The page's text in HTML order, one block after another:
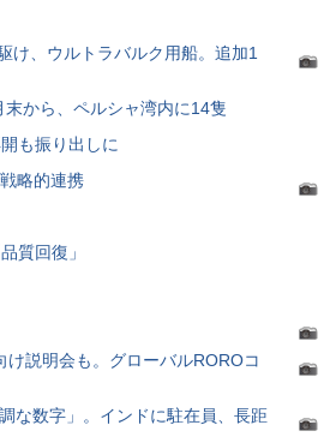
け、ウルトラバルク用船。追加1
から、ペルシャ湾内に14隻
も振り出しに
略的連携
質回復」
説明会も。グローバルROROコ
な数字」。インドに駐在員、長距